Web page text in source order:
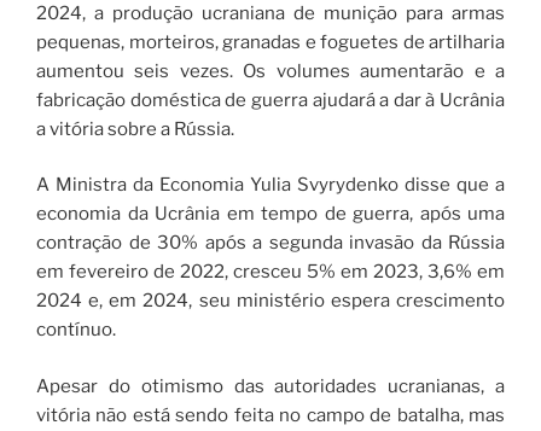
2024, a produção ucraniana de munição para armas
pequenas, morteiros, granadas e foguetes de artilharia
aumentou seis vezes. Os volumes aumentarão e a
fabricação doméstica de guerra ajudará a dar à Ucrânia
a vitória sobre a Rússia.
A Ministra da Economia Yulia Svyrydenko disse que a
economia da Ucrânia em tempo de guerra, após uma
contração de 30% após a segunda invasão da Rússia
em fevereiro de 2022, cresceu 5% em 2023, 3,6% em
2024 e, em 2024, seu ministério espera crescimento
contínuo.
Apesar do otimismo das autoridades ucranianas, a
vitória não está sendo feita no campo de batalha, mas